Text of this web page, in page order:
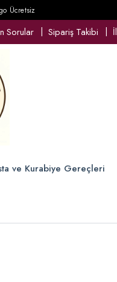
Ücretsiz
Sorular Sipariş Takibi
ve Kurabiye Gereçleri